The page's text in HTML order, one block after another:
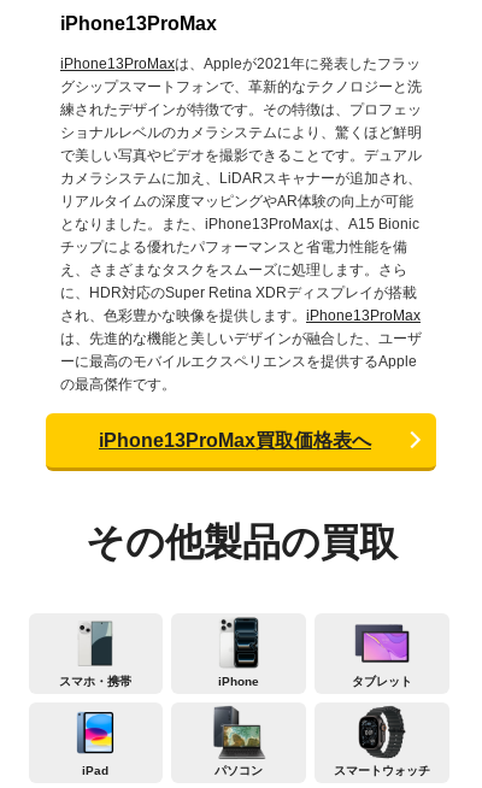
iPhone13ProMax
iPhone13ProMaxは、Appleが2021年に発表したフラッ
グシップスマートフォンで、革新的なテクノロジーと洗
練されたデザインが特徴です。その特徴は、プロフェッ
ショナルレベルのカメラシステムにより、驚くほど鮮明
で美しい写真やビデオを撮影できることです。デュアル
カメラシステムに加え、LiDARスキャナーが追加され、
リアルタイムの深度マッピングやAR体験の向上が可能
となりました。また、iPhone13ProMaxは、A15 Bionic
チップによる優れたパフォーマンスと省電力性能を備
え、さまざまなタスクをスムーズに処理します。さら
に、HDR対応のSuper Retina XDRディスプレイが搭載
され、色彩豊かな映像を提供します。 iPhone13ProMax
は、先進的な機能と美しいデザインが融合した、ユーザ
ーに最高のモバイルエクスペリエンスを提供するApple
の最高傑作です。
iPhone13ProMax買取価格表へ
その他製品の買取
スマホ・携帯 iPhone タブレット
iPad パソコン スマートウォッチ